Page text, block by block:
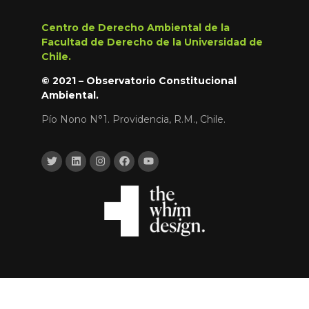
Centro de Derecho Ambiental de la
Facultad de Derecho de la Universidad de
Chile.
© 2021 – Observatorio Constitucional
Ambiental.
Pío Nono N°1. Providencia, R.M., Chile.